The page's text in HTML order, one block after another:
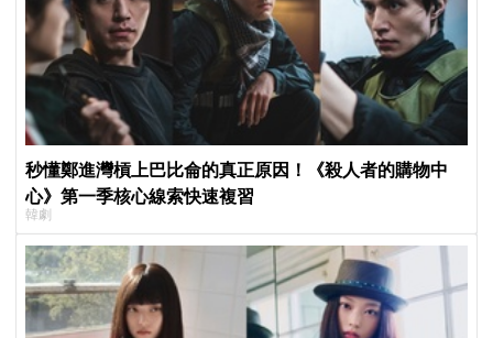
秒懂鄭進灣槓上巴比侖的真正原因！《殺人者的購物中
心》第一季核心線索快速複習
韓劇